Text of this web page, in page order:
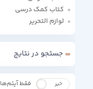
کتاب کمک درسی
لوازم التحریر
جستجو در نتایج
بله خیر فقط